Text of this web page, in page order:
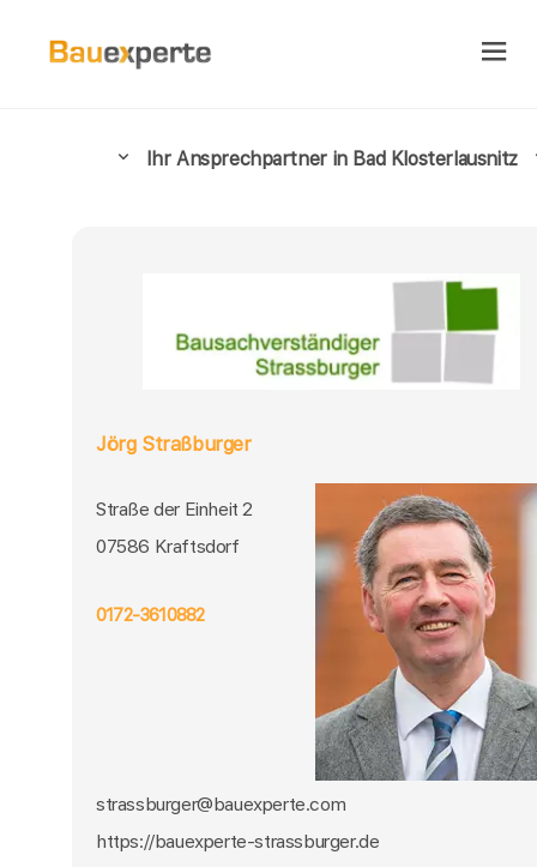
Ihr Ansprechpartner in Bad Klosterlausnitz
Jörg Straßburger
Straße der Einheit 2
07586 Kraftsdorf
0172-3610882
strassburger@bauexperte.com
https://bauexperte-strassburger.de